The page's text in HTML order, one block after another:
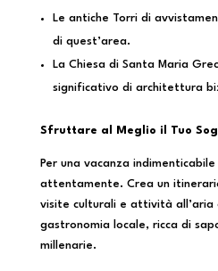
Le antiche Torri di
di quest’area.
La Chiesa di Santa Maria
significativo di architettura
Sfruttare al Meglio il Tuo
Per una vacanza indimenticabile
attentamente. Crea un
visite culturali e attività
gastronomia locale, ricca di
millenarie.